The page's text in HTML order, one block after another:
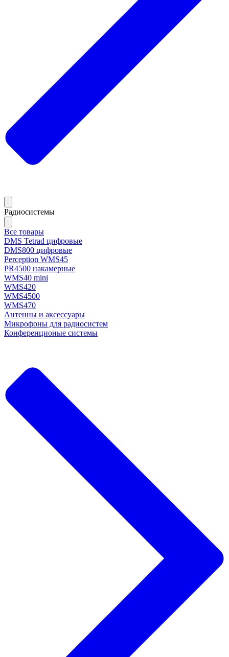
Радиосистемы
Все товары
DMS Tetrad цифровые
DMS800 цифровые
Perception WMS45
PR4500 накамерные
WMS40 mini
WMS420
WMS4500
WMS470
Антенны и аксессуары
Микрофоны для радиосистем
Конференционые системы